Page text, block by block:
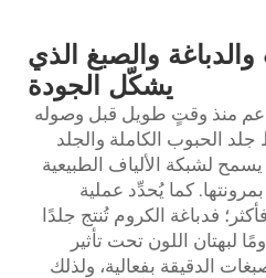
والصبغ الذي
يشكّل الجودة
منذ وقتٍ طويل قبل وصوله
الحبوب الكاملة والجلد
لشبكة الألياف الطبيعية
كما يُحدِّد عملية
فدباغة الكروم تُنتج جلدًا
لبهتان اللون تحت تأثير
الدقيقة بفعالية، ولذلك